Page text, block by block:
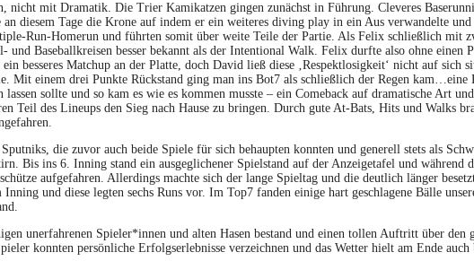
nicht mit Dramatik. Die Trier Kamikatzen gingen zunächst in Führung. Cleveres
diesem Tage die Krone auf indem er ein weiteres diving play in ein Aus verwandelte
Run-Homerun und führten somit über weite Teile der Partie. Als Felix schließlich mit
Baseballkreisen besser bekannt als der Intentional Walk. Felix durfte also ohne einen
besseres Matchup an der Platte, doch David ließ diese ‚Respektlosigkeit‘ nicht auf sich
Mit einem drei Punkte Rückstand ging man ins Bot7 als schließlich der Regen kam…eine
sollte und so kam es wie es kommen musste – ein Comeback auf dramatische Art
Teil des Lineups den Sieg nach Hause zu bringen. Durch gute At-Bats, Hits und Walks
die zuvor auch beide Spiele für sich behaupten konnten und generell stets als
Bis ins 6. Inning stand ein ausgeglichener Spielstand auf der Anzeigetafel und
aufgefahren. Allerdings machte sich der lange Spieltag und die deutlich länger
und diese legten sechs Runs vor. Im Top7 fanden einige hart geschlagene Bälle
unerfahrenen Spieler*innen und alten Hasen bestand und einen tollen Auftritt über
konnten persönliche Erfolgserlebnisse verzeichnen und das Wetter hielt am Ende